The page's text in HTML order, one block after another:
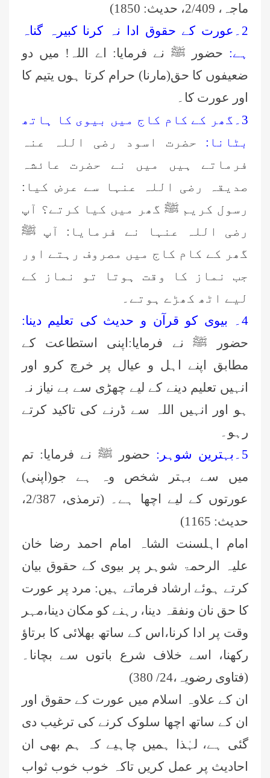
ماجہ، 2/409، حدیث:
1850)
2۔عورت کے حقوق ادا نہ کرنا کبیرہ گناہ
ہے: حضور ﷺ نے فرمایا: اے اللہ! میں دو
ضعیفوں کا حق(مارنا) حرام کرتا ہوں یتیم کا
اور عورت کا۔
3۔گھر کے کام کاج میں بیوی کا ہاتھ
بٹانا: حضرت اسود رضی اللہ عنہ
فرماتے ہیں میں نے حضرت عائشہ
صدیقہ رضی اللہ عنہا سے عرض کیا:
رسول کریم ﷺ گھر میں کیا کرتے؟ آپ
رضی اللہ عنہا نے فرمایا: آپ ﷺ
گھر کے کام کاج میں مصروف رہتے اور
جب نماز کا وقت ہوتا تو نماز کے
لیے اٹھ کھڑے ہوتے۔
4۔ بیوی کو قرآن و حدیث کی تعلیم دینا:
حضور ﷺ نے فرمایا:اپنی استطاعت کے
مطابق اپنے اہل و عیال پر خرچ کرو اور
انہیں تعلیم دینے کے لیے چھڑی سے بے نیاز نہ
ہو اور انہیں اللہ سے ڈرنے کی تاکید کرتے
رہو۔
5۔بہترین شوہر:
حضور ﷺ نے فرمایا: تم
میں سے بہتر شخص وہ ہے جو(اپنی)
عورتوں کے لیے اچھا ہے۔ (ترمذی، 2/387،
حدیث: 1165)
امام اہلسنت الشاہ امام احمد رضا خان
علیہ الرحمۃ شوہر پر بیوی کے حقوق بیان
کرتے ہوئے ارشاد فرماتے ہیں: مرد پر عورت
کا حق نان ونفقہ دینا، رہنے کو مکان دینا،مہر
وقت پر ادا کرنا،اس کے ساتھ بھلائی کا برتاؤ
رکھنا، اسے خلاف شرع باتوں سے بچانا۔
(فتاوی رضویہ،24/ 380)
ان کے علاوہ اسلام میں عورت کے حقوق اور
ان کے ساتھ اچھا سلوک کرنے کی ترغیب دی
گئی ہے، لہٰذا ہمیں چاہیے کہ ہم بھی ان
احادیث پر عمل کریں تاکہ خوب خوب ثواب